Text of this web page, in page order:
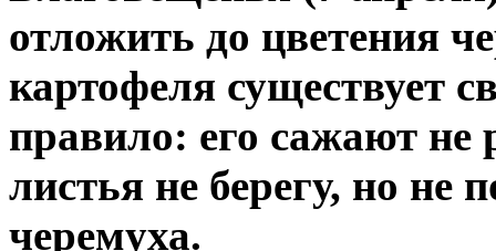
отложить до цветения
картофеля существует
правило: его сажают не
листья не берегу, но не
черемуха.